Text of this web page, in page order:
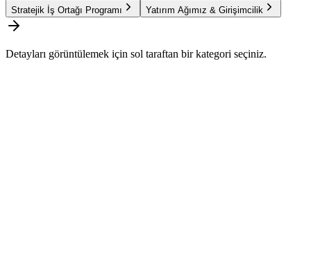
Stratejik İş Ortağı Programı
Yatırım Ağımız & Girişimcilik
Detayları görüntülemek için sol taraftan bir kategori seçiniz.